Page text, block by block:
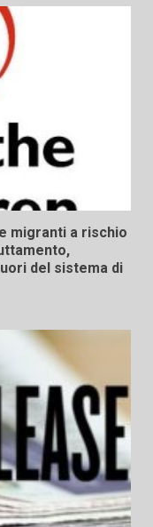
migranti a rischio
del sistema di